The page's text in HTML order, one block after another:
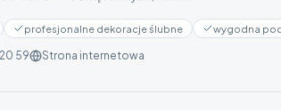
profesjonalne dekoracje ślubne wygodna
59 Strona internetowa